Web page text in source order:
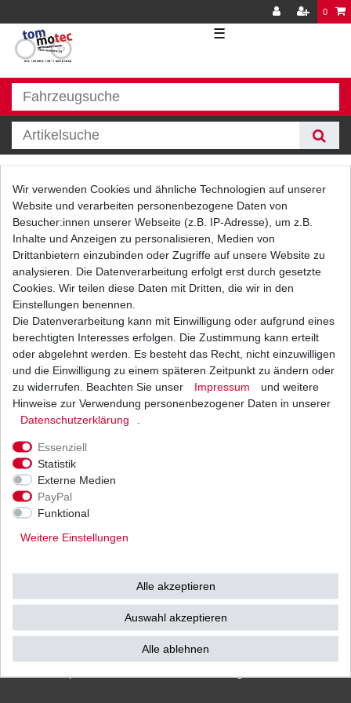
0
☰
Bremse hinten
Filter
Versand
Ab einem Warenwert von
vereinbaren!
)
Wir verwenden Cookies und ähnliche Technologien auf unserer
Website und verarbeiten personenbezogene Daten von
Besucher:innen unserer Webseite (z.B. IP-Adresse), um z.B.
Inhalte und Anzeigen zu personalisieren, Medien von
Drittanbietern einzubinden oder Zugriffe auf unsere Website zu
analysieren. Die Datenverarbeitung erfolgt erst durch gesetzte
Cookies. Wir teilen diese Daten mit Dritten, die wir in den
Einstellungen benennen.
Die Datenverarbeitung kann mit Einwilligung oder aufgrund eines
berechtigten Interesses erfolgen. Die Zustimmung kann erteilt
oder abgelehnt werden. Es besteht das Recht, nicht einzuwilligen
und die Einwilligung zu einem späteren Zeitpunkt zu ändern oder
zu widerrufen. Beachten Sie unser
Impressum
und weitere
Hinweise zur Verwendung personenbezogener Daten in unserer
Daten­schutz­erklärung
Essenziell
Statistik
Externe Medien
PayPal
Funktional
Weitere Einstellungen
Alle akzeptieren
Auswahl akzeptieren
Alle ablehnen